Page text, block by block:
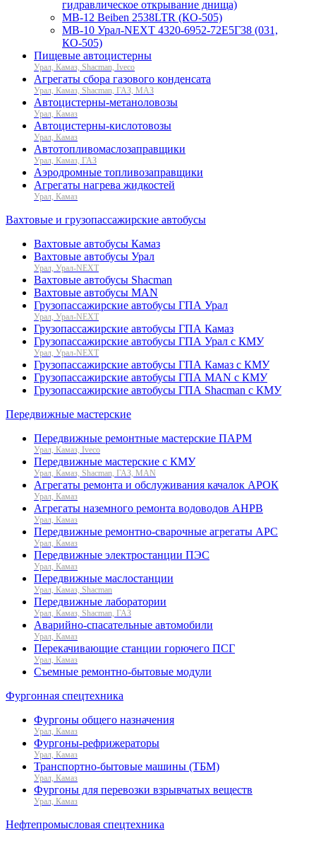
гидравлическое открывание днища)
МВ-12 Beiben 2538LTR (КО-505)
МВ-10 Урал-NEXT 4320-6952-72Е5Г38 (031,
КО-505)
Пищевые автоцистерны
Урал, Камаз, Shacman, Iveco
Агрегаты сбора газового конденсата
Урал, Камаз, Shacman, ГАЗ, МАЗ
Автоцистерны-метаноловозы
Урал, Камаз
Автоцистерны-кислотовозы
Урал, Камаз
Автотопливомаслозаправщики
Урал, Камаз, ГАЗ
Аэродромные топливозаправщики
Агрегаты нагрева жидкостей
Урал, Камаз
Вахтовые и грузопассажирские автобусы
Вахтовые автобусы Камаз
Вахтовые автобусы Урал
Урал, Урал-NEXT
Вахтовые автобусы Shacman
Вахтовые автобусы MAN
Грузопассажирские автобусы ГПА Урал
Урал, Урал-NEXT
Грузопассажирские автобусы ГПА Камаз
Грузопассажирские автобусы ГПА Урал с КМУ
Урал, Урал-NEXT
Грузопассажирские автобусы ГПА Камаз с КМУ
Грузопассажирские автобусы ГПА MAN с КМУ
Грузопассажирские автобусы ГПА Shacman с КМУ
Передвижные мастерские
Передвижные ремонтные мастерские ПАРМ
Урал, Камаз, Iveco
Передвижные мастерские с КМУ
Урал, Камаз, Shacman, ГАЗ, MAN
Агрегаты ремонта и обслуживания качалок АРОК
Урал, Камаз
Агрегаты наземного ремонта водоводов АНРВ
Урал, Камаз
Передвижные ремонтно-сварочные агрегаты АРС
Урал, Камаз
Передвижные электростанции ПЭС
Урал, Камаз
Передвижные маслостанции
Урал, Камаз, Shacman
Передвижные лаборатории
Урал, Камаз, Shacman, ГАЗ
Аварийно-спасательные автомобили
Урал, Камаз
Перекачивающие станции горючего ПСГ
Урал, Камаз
Съемные ремонтно-бытовые модули
Фургонная спецтехника
Фургоны общего назначения
Урал, Камаз
Фургоны-рефрижераторы
Урал, Камаз
Транспортно-бытовые машины (ТБМ)
Урал, Камаз
Фургоны для перевозки взрывчатых веществ
Урал, Камаз
Нефтепромысловая спецтехника